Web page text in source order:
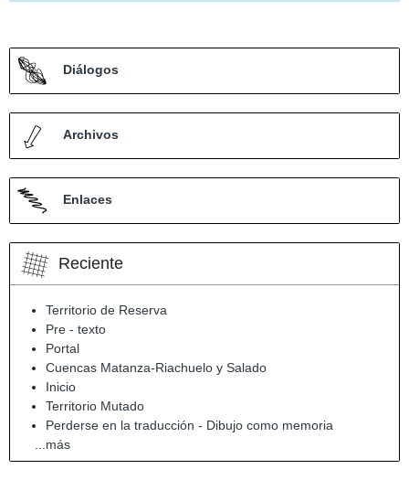
Diálogos
Archivos
Enlaces
Reciente
Territorio de Reserva
Pre - texto
Portal
Cuencas Matanza-Riachuelo y Salado
Inicio
Territorio Mutado
Perderse en la traducción - Dibujo como memoria
...más